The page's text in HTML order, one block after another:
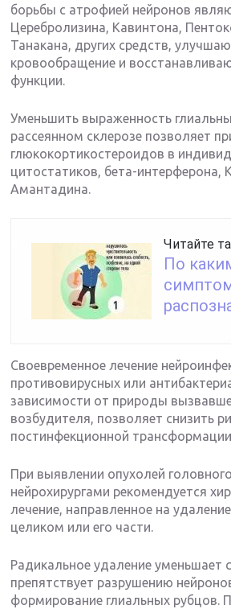
борьбы с атрофией нейронов
Церебролизина, Кавинтона,
Танакана, других средств,
кровообращение и
функции.
Уменьшить выраженность
рассеянном склерозе позволяет
глюкокортикостероидов в
цитостатиков, бета-интерферона,
Амантадина.
Читайте
По
Своевременное лечение
противовирусных или
зависимости от природы
возбудителя, позволяет снизить
постинфекционной
При выявлении опухолей
нейрохирургами рекомендуется
лечение, направленное на
целиком или его части.
Радикальное удаление уменьшает
препятствует разрушению
формирование глиальных рубцов.